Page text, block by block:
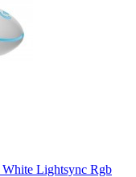
Lightsync Rgb